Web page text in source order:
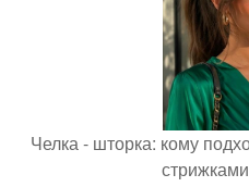
Челка - шторка: кому